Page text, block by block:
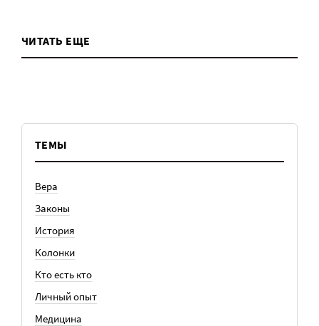
ЧИТАТЬ ЕЩЕ
ТЕМЫ
Вера
Законы
История
Колонки
Кто есть кто
Личный опыт
Медицина